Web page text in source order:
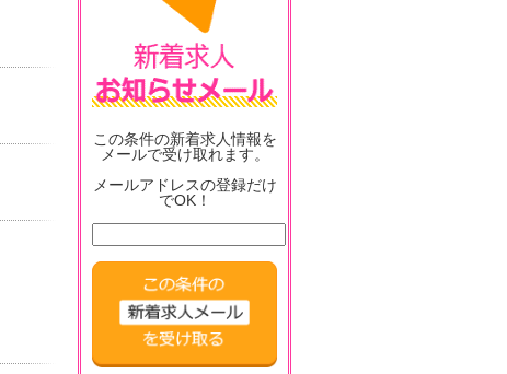
この条件の新着求人情報を
メールで受け取れます。
メールアドレスの登録だけ
でOK！